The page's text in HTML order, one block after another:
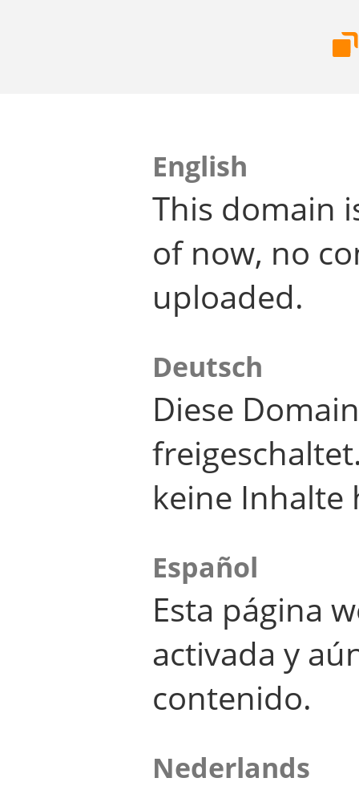
English
This domain
of now, no
uploaded.
Deutsch
Diese
keine Inhalte
Español
Esta página
activada y
contenido.
Nederlands